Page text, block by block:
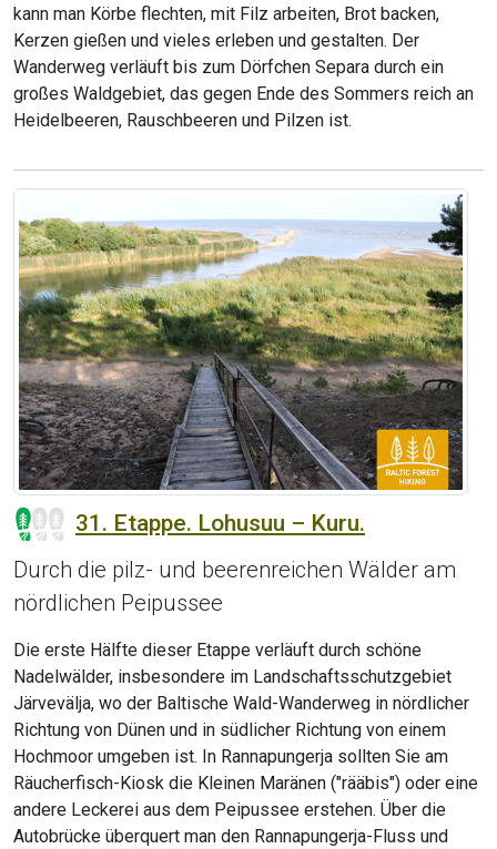
kann man Körbe flechten, mit Filz arbeiten, Brot backen,
Kerzen gießen und vieles erleben und gestalten. Der
Wanderweg verläuft bis zum Dörfchen Separa durch ein
großes Waldgebiet, das gegen Ende des Sommers reich an
Heidelbeeren, Rauschbeeren und Pilzen ist.
31. Etappe. Lohusuu – Kuru.
Durch die pilz- und beerenreichen Wälder am
nördlichen Peipussee
Die erste Hälfte dieser Etappe verläuft durch schöne
Nadelwälder, insbesondere im Landschaftsschutzgebiet
Järvevälja, wo der Baltische Wald-Wanderweg in nördlicher
Richtung von Dünen und in südlicher Richtung von einem
Hochmoor umgeben ist. In Rannapungerja sollten Sie am
Räucherfisch-Kiosk die Kleinen Maränen ("rääbis") oder eine
andere Leckerei aus dem Peipussee erstehen. Über die
Autobrücke überquert man den Rannapungerja-Fluss und